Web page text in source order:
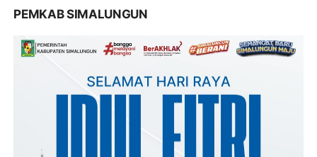
PEMKAB SIMALUNGUN